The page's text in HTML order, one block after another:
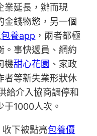
業延長，辦而現
金錢物慾，另一個
包養app ，兩者都極
。事快遞員、網約
機甜心花園 、家政
者等新失業形狀休
給介入協商調停和
1000人次。
收下被點亮包養價